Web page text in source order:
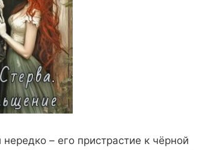
– его пристрастие к чёрной